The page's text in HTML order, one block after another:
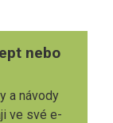
nebo
a návody
ve své e-